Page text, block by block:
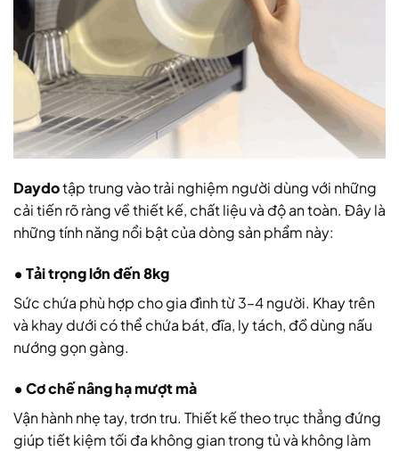
Daydotập trung vào trải nghiệm người dùng với những
cải tiến rõ ràng về thiết kế, chất liệu và độ an toàn. Đây là
những tính năng nổi bật của dòng sản phẩm này:
• Tải trọng lớn đến 8kg
Sức chứa phù hợp cho gia đình từ 3–4 người. Khay trên
và khay dưới có thể chứa bát, đĩa, ly tách, đồ dùng nấu
nướng gọn gàng.
• Cơ chế nâng hạ mượt mà
Vận hành nhẹ tay, trơn tru. Thiết kế theo trục thẳng đứng
giúp tiết kiệm tối đa không gian trong tủ và không làm